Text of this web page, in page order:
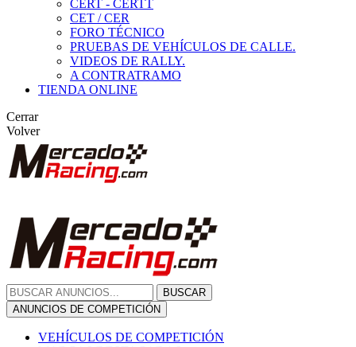
CERT - CERTT
CET / CER
FORO TÉCNICO
PRUEBAS DE VEHÍCULOS DE CALLE.
VIDEOS DE RALLY.
A CONTRATRAMO
TIENDA ONLINE
Cerrar
Volver
BUSCAR
ANUNCIOS DE COMPETICIÓN
VEHÍCULOS DE COMPETICIÓN
MARCAS DESTACADAS